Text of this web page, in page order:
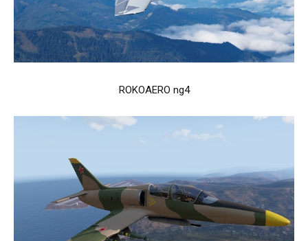
ROKOAERO ng4